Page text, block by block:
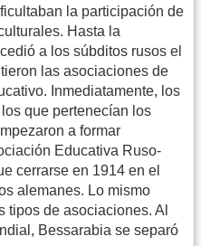
la participación de
Hasta la
a los súbditos rusos el
las asociaciones de
Inmediatamente, los
que pertenecían los
a formar
Educativa Ruso-
cerrarse en 1914 en el
alemanes. Lo mismo
tipos de asociaciones. Al
Bessarabia se separó